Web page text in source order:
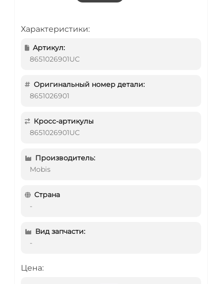
Характеристики:
Артикул:
8651026901UC
Оригинальный номер детали:
8651026901
Кросс-артикулы
8651026901UC
Производитель:
Mobis
Страна
-
Вид запчасти:
-
Цена: